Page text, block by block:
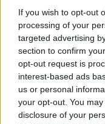
If you wish to opt-out
processing of your
targeted advertising
section to confirm
opt-out request is
interest-based ads
us or personal
your opt-out. You
disclosure of your
28.07.2026 - 15:17